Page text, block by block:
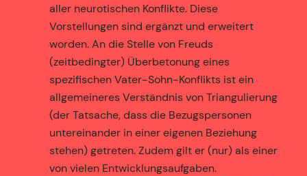
aller neurotischen Konflikte. Diese
Vorstellungen sind ergänzt und erweitert
worden. An die Stelle von Freuds
(zeitbedingter) Überbetonung eines
spezifischen Vater-Sohn-Konflikts ist ein
allgemeineres Verständnis von Triangulierung
(der Tatsache, dass die Bezugspersonen
untereinander in einer eigenen Beziehung
stehen) getreten. Zudem gilt er (nur) als einer
von vielen Entwicklungsaufgaben.